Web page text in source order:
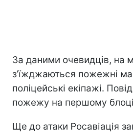
За даними очевидців, на
зʼїжджаються пожежні
поліцейські екіпажі.
пожежу на першому
Ще до атаки Росавіація